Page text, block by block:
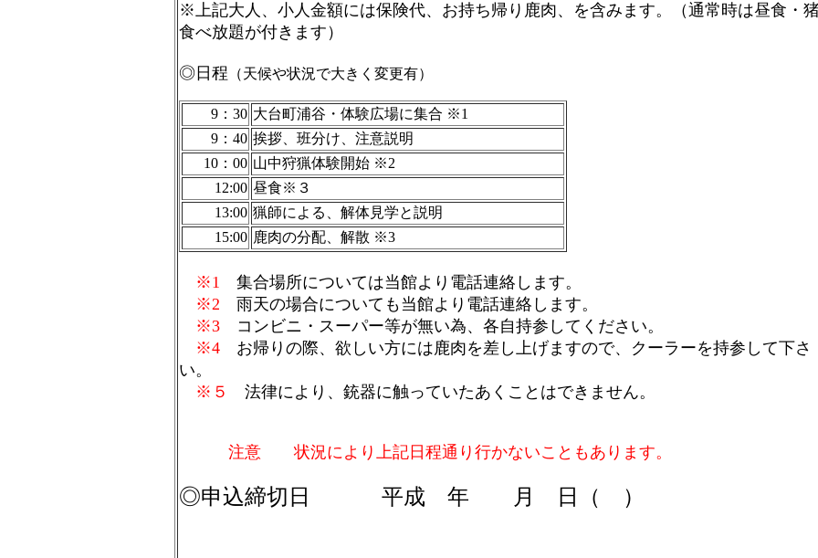
※上記大人、小人金額には保険代、お持ち帰り鹿肉、を含みます。（通常時は昼食・
食べ放題が付きます）
◎日程 （天候や状況で大きく変更有）
9：30 大台町浦谷・体験広場に集合 ※1
9：40 挨拶、班分け、注意説明
10：00 山中狩猟体験開始 ※2
12:00 昼食※３
13:00 猟師による、解体見学と説明
15:00 鹿肉の分配、解散 ※3
※1 集合場所については当館より電話連絡します。
※2 雨天の場合についても当館より電話連絡します。
※3 コンビニ・スーパー等が無い為、各自持参してください。
※4 お帰りの際、欲しい方には鹿肉を差し上げますので、クーラーを持参して下さ
い。
※５
法律により、銃器に触っていたあくことはできません。
注意 状況により上記日程通り行かないこともあります。
◎申込締切日 平成 年 月 日（ ）